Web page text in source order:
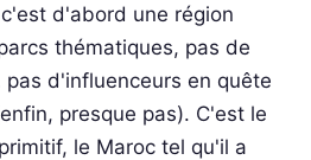
d'abord une région
thématiques, pas de
d'influenceurs en quête
presque pas). C'est le
le Maroc tel qu'il a